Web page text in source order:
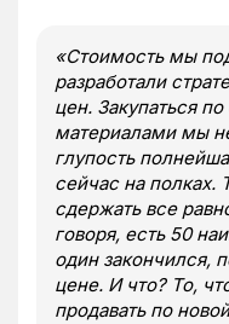
«Стоимость мы
разработали
цен. Закупаться
материалами мы
глупость
сейчас на полках.
сдержать все
говоря, есть 50
один закончился,
цене. И что? То,
продавать по